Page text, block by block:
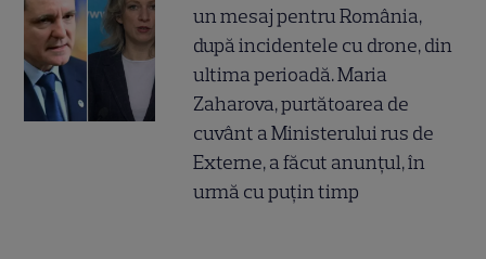
un mesaj pentru România,
după incidentele cu drone, din
ultima perioadă. Maria
Zaharova, purtătoarea de
cuvânt a Ministerului rus de
Externe, a făcut anunțul, în
urmă cu puțin timp